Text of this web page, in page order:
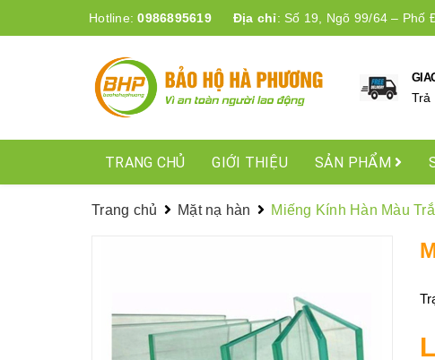
Hotline:0986895619 Địa chỉ: Số 19, Ngõ 99/64 – Phố
Trả
TRANG CHỦ GIỚI THIỆU SẢN PHẨM
Trang chủ Mặt nạ hàn Miếng Kính Hàn Màu